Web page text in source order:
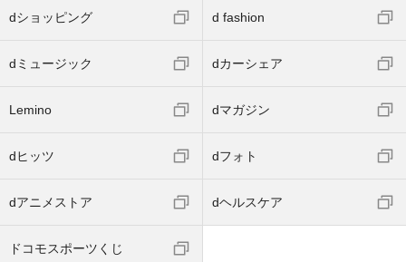
dショッピング d fashion
dミュージック dカーシェア
Lemino dマガジン
dヒッツ dフォト
dアニメストア dヘルスケア
ドコモスポーツくじ